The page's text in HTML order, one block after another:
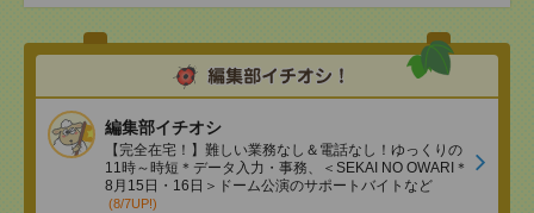
編集部イチオシ
【完全在宅！】難しい業務なし＆電話なし！ゆっくりの
11時～時短＊データ入力・事務、＜SEKAI NO OWARI＊
8月15日・16日＞ドーム公演のサポートバイトなど
(8/7UP!)